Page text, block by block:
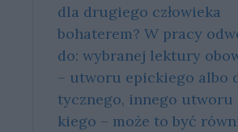
dla drugiego człowieka
bohaterem? W pra­cy
do: wy­bra­nej lek­tu­ry
– utwo­ru epic­kie­go albo
tycz­ne­go, in­ne­go
kie­go – może to być